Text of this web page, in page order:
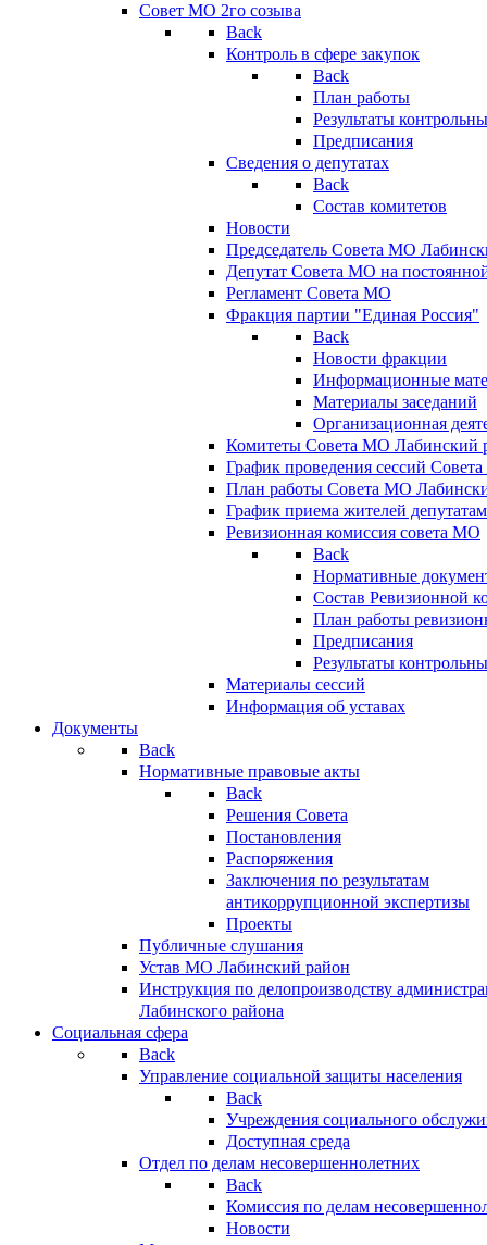
Совет МО 2го созыва
Back
Контроль в сфере закупок
Back
План работы
Результаты
Предписания
Сведения о депутатах
Back
Состав комитетов
Новости
Председатель Совета МО
Депутат Совета МО на
Регламент Совета МО
Фракция партии "Единая Россия"
Back
Новости фракции
Информационные
Материалы заседаний
Организационная
Комитеты Совета МО Лабинский
График проведения сессий
План работы Совета МО
График приема жителей
Ревизионная комиссия совета МО
Back
Нормативные
Состав Ревизионной
План работы
Предписания
Результаты
Материалы сессий
Информация об уставах
Документы
Back
Нормативные правовые акты
Back
Решения Совета
Постановления
Распоряжения
Заключения по результатам
антикоррупционной экспертизы
Проекты
Публичные слушания
Устав МО Лабинский район
Инструкция по делопроизводству
Лабинского района
Социальная сфера
Back
Управление социальной защиты населения
Back
Учреждения социального
Доступная среда
Отдел по делам несовершеннолетних
Back
Комиссия по делам
Новости